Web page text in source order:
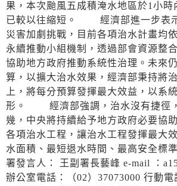
果，本次颱風五成積淹水地區於1小時
已較以往縮短。 經濟部進一步表
災害加劇挑戰，目前各項治水計畫均
永續推動小組機制，透過部會資源整
協助地方政府推動系統性治理。未來
算，以擴大治水效果，經濟部秉持將
上，將每分預算發揮最大效益，以系
形。 經濟部強調，治水沒有捷徑
幾，中央將持續給予地方政府必要協
各項治水工程，讓治水工程發揮最大
水面積、最短退水時間、最高安全標
署發言人： 王副署長藝峰 e-mail ：
辦公室電話：（02）37073000 行動電